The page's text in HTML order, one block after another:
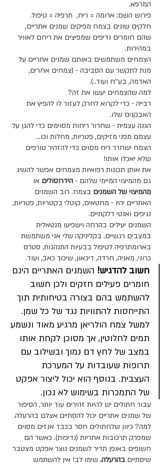
המרפא.
פירוש השם: ארומה = ריח,  תרפיה = טיפול.
חלקים שונים בצמח מפיקים שמנים אתריים,
שהם חומרים נדיפים שמפיצים את ריחם לאוויר
במהירות.
הצמחים משתמשים באותם שמנים אתריים על
מנת לתקשר עם הסביבה - (צמחים אחרים,
האדמה, בע''ח ועוד..).
למה שהצמחים יעשו את זה?
רבייה - כדי לקרוא לחרק לעזור לו להפיץ את
האבקנים שלו.
הגנה עצמית - שחרור ריחות מסוימים כדי להגן על
עצמם מפני מזיקים, פטריות, מחלות וכו…
הצמח ישחרר ריח מסוים כדי להזהיר טורפים
שלא יאכלו אותו!
את אותן תכונות רפואיות מצמחים אפשר להשיג
גם מהמיצוי המיימי שלהם - הידרוסולים או
מהמיצוי של השמנים בצמח. רוב השמנים
האתריים יהיו - מחטאים, קוטלי בקטריות, פטריות,
נגיפים ואנטי דלקתיים.
השמנים יעילים בהרחה וישפיעו מנטאלית
במצבים רגשיים. בקליניקה שלי אני משתמשת
בארומתרפיה לטיפול בבעיות התנהגות, סטרס
כרוני, מאניה, חרדה, דיכאון, שיכוך כאב, ועוד.
חשוב להדגיש! השמנים האתריים הינם
חומרים פעילים חזקים ולכן חשוב
להשתמש בהם בצורה בטיחותית תוך
התייחסות להתוויות נגד של כל שמן.
למשל צמח הולריאן מרגיע מאוד ונשמע
תמים לחלוטין, אך מסוכן לקחת אותו
במצב של לחץ דם נמוך ובשילוב עם
תרופות שעובדות על המערכת
העצבית. בנוסף הוא יכול ליצור אפקט
של התמכרות בשימוש לא נכון.
עבור חתולים יש להיות זהירים עוד יותר, הסיפור
של שמנים אתריים יכול להסתיים אצלם בהרעלה.
למה? כיוון שלחתולים חסר בכבד אנזים מסוים
שמפרק תרכובות אתריות (נדיפות). כאשר הם
חשופים באופן תדיר לשמנים נוצר אפקט מצטבר
שיסתיים בהרעלה. שימו לב! אין להשתמש